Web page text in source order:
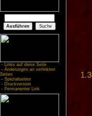
- Links auf diese Seite
- Änderungen an verlinkten
Seiten
- Spezialseiten
- Druckversion
- Permanenter Link
1.3